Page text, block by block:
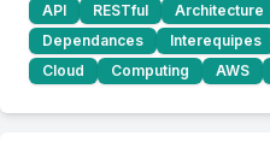
API
RESTful Architecture
Dependances
Interequipes
Cloud
Computing AWS